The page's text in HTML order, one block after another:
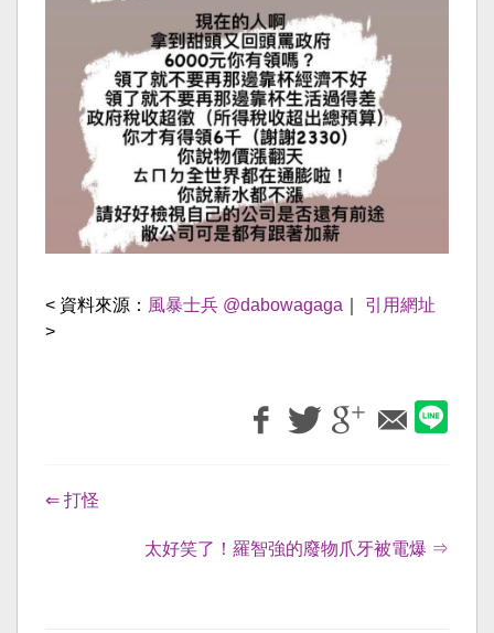
< 資料來源： 風暴士兵 @dabowagaga
引用網址
>
⇐ 打怪
太好笑了！羅智強的廢物爪牙被電爆 ⇒